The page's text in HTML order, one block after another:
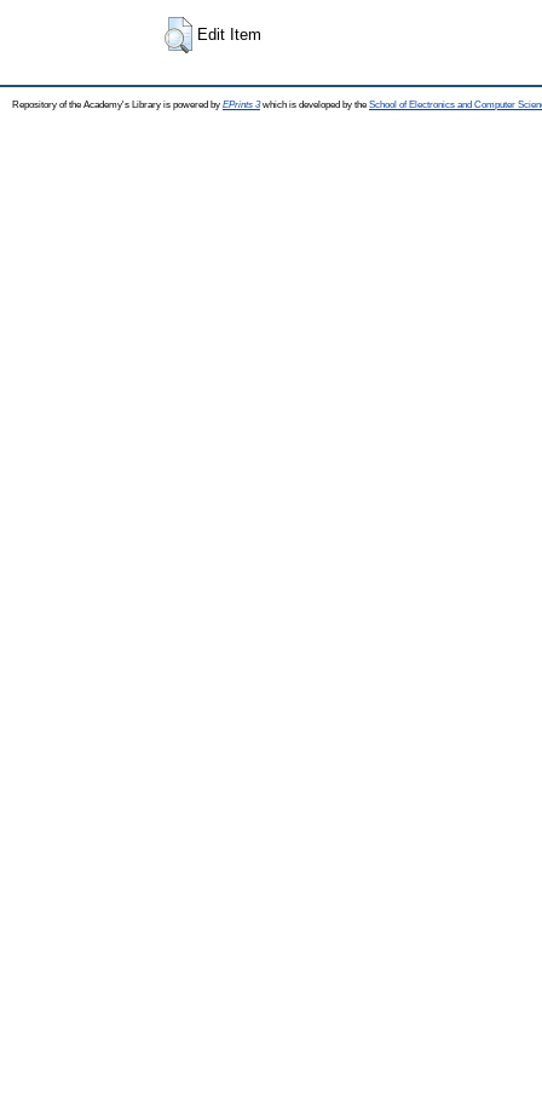
Edit Item
Repository of the Academy's Library is powered by EPrints 3which is developed by the School of Electronics and Computer